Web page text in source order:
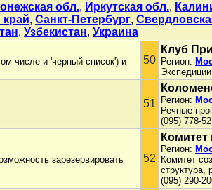
обл., Иркутская обл.,
, Санкт-Петербург,
, Узбекистан, Украина
числе и 'черный список') и
50
Клуб
Регион:
51 Регион:
Речные
(095) 778-
зарезервировать
52
Регион:
Комитет
структура,
(095) 290-